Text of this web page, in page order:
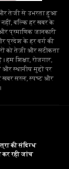
और तेजी से उभरता हुआ
नहीं, बल्कि हर खबर के
प्रमाणिक जानकारी
प्रदेश के हर वर्ग की
को तेज़ी और सटीकता
शिक्षा, रोजगार,
स्थानीय मुद्दों पर
खबर सरल, स्पष्ट और
की संदिग्ध
कर रही जांच